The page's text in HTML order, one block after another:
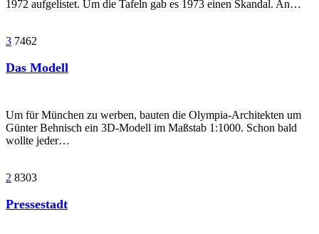
1972 aufgelistet. Um die Tafeln gab es 1973 einen Skandal. An…
3 7462
Das Modell
Um für München zu werben, bauten die Olympia-Architekten um
Günter Behnisch ein 3D-Modell im Maßstab 1:1000. Schon bald
wollte jeder…
2 8303
Pressestadt